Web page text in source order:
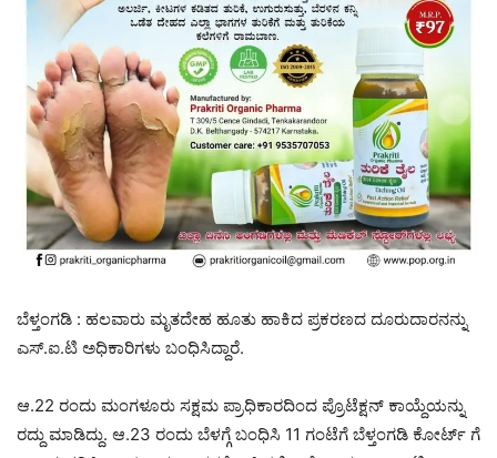
ಬೆಳ್ತಂಗಡಿ : ಹಲವಾರು ಮೃತದೇಹ ಹೂತು ಹಾಕಿದ ಪ್ರಕರಣದ ದೂರುದಾರನನ್ನು
ಎಸ್.ಐ.ಟಿ ಅಧಿಕಾರಿಗಳು ಬಂಧಿಸಿದ್ದಾರೆ.
ಆ.22 ರಂದು ಮಂಗಳೂರು ಸಕ್ಷಮ ಪ್ರಾಧಿಕಾರದಿಂದ ಪ್ರೊಟೆಕ್ಷನ್ ಕಾಯ್ದೆಯನ್ನು
ರದ್ದು ಮಾಡಿದ್ದು. ಆ.23 ರಂದು ಬೆಳಗ್ಗೆ ಬಂಧಿಸಿ 11 ಗಂಟೆಗೆ ಬೆಳ್ತಂಗಡಿ ಕೋರ್ಟ್ ಗೆ